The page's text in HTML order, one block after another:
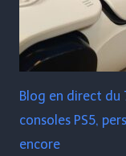
Blog en direct du
consoles PS5,
encore